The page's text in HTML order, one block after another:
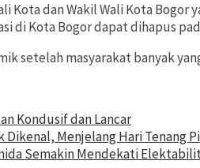
Kota dan Wakil Wali Kota
di Kota Bogor dapat dihapus
setelah masyarakat banyak
Kondusif dan Lancar
Dikenal, Menjelang Hari Tenang
Semakin Mendekati